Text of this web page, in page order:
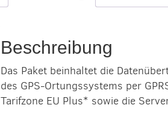
Jahre
Beschreibung
Das Paket beinhaltet die
des GPS-Ortungssystems per
Tarifzone EU Plus* sowie die